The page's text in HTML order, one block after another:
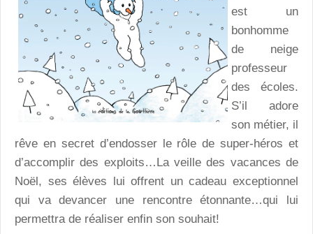
est un
bonhomme
de neige
professeur
des écoles.
S’il adore
son métier, il
rêve en secret d’endosser le rôle de super-héros et
d’accomplir des exploits…La veille des vacances de
Noël, ses élèves lui offrent un cadeau exceptionnel
qui va devancer une rencontre étonnante…qui lui
permettra de réaliser enfin son souhait!